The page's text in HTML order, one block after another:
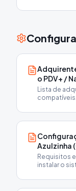
o PDV+ /
Lista de
compatíveis.
Azulzinha
Requisitos
instalar o